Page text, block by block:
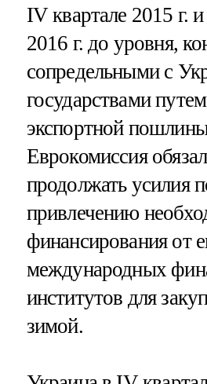
IV квартале 2015 г.
2016 г. до уровня,
сопредельными с
государствами
экспортной
Еврокомиссия
продолжать усилия
привлечению
финансирования от
международных
институтов для
зимой.